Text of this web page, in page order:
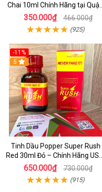
Chai 10ml Chính Hãng tại Quận
1 - Kích thích tăng ham muốn
cực mạnh
350.000₫ 466.000₫
(925)
-11%
5
Tinh Dầu Popper Super Rush
Red 30ml Đỏ – Chính Hãng USA,
Kích Thích Mạnh, Tăng Hưng
Phấn
650.000₫ 730.000₫
(915)